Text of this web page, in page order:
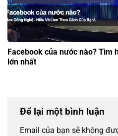
Facebook của nước nào? Tìm
lớn nhất
Để lại một bình luận
Email của bạn sẽ không